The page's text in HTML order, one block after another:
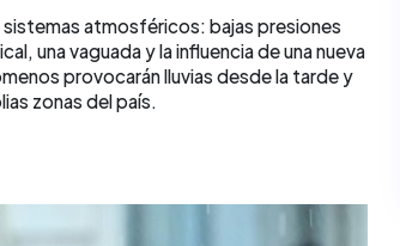
atmosféricos: bajas presiones
una vaguada y la influencia de una nueva
provocarán lluvias desde la tarde y
zonas del país.